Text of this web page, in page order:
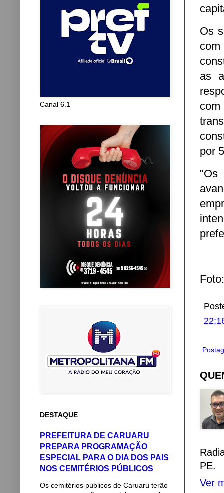
Os
as
por
"Os
PE.
Ver
Canal 6.1
DESTAQUE
PREFEITURA DE CARUARU
PREPARA PROGRAMAÇÃO
ESPECIAL PARA O DIA DOS PAIS
NOS CEMITÉRIOS PÚBLICOS
Os cemitérios públicos de Caruaru terão